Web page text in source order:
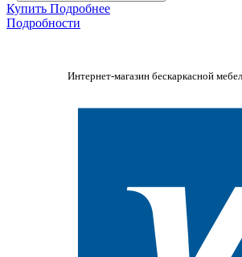
Купить Подробнее
Подробности
Интернет-магазин бескаркасной